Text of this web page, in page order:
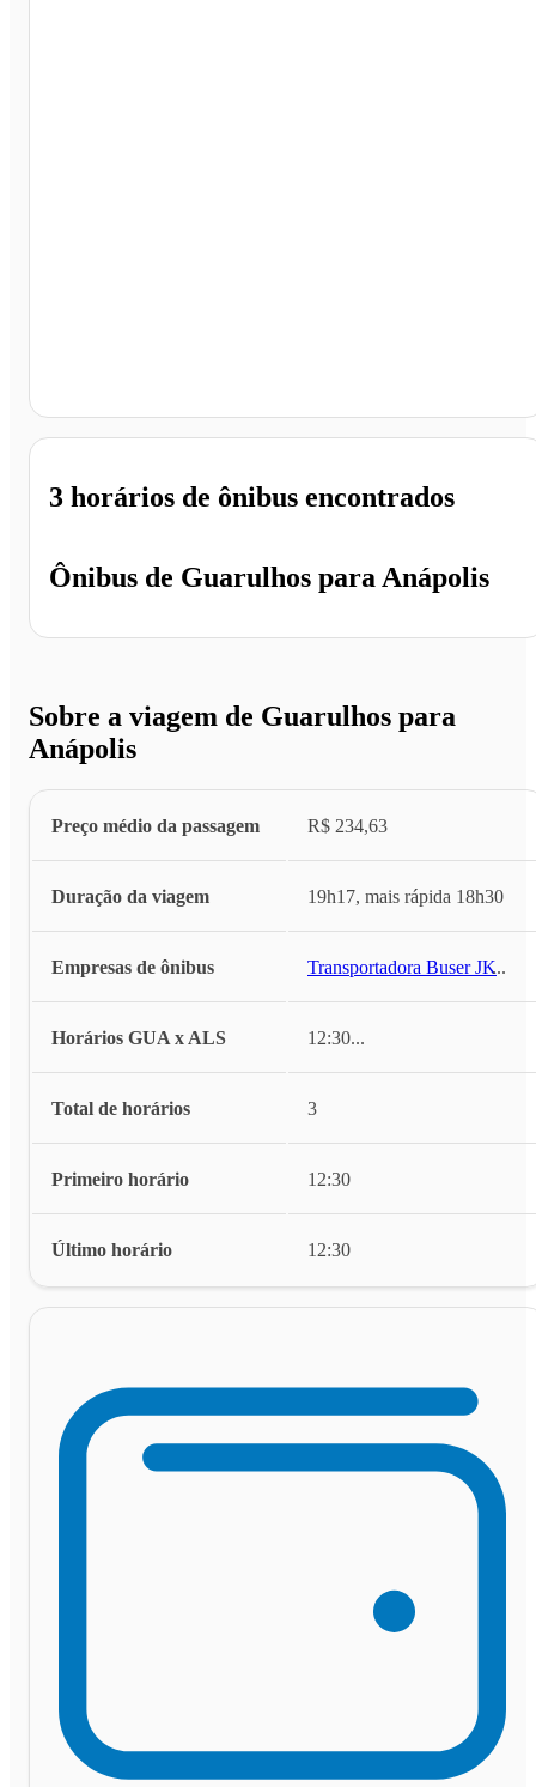
Ônibus de Guarulhos para Anápolis
3 horários de ônibus encontrados
Sobre a viagem de Guarulhos para
Anápolis
Preço médio da passagem R$ 234,63
Duração da viagem 19h17, mais rápida 18h30
Empresas de ônibus Transportadora Buser JK...
Horários GUA x ALS 12:30...
Total de horários 3
Primeiro horário 12:30
Último horário 12:30